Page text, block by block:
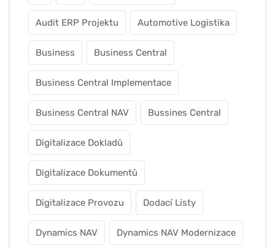
Audit ERP Projektu Automotive Logistika
Business Business Central
Business Central Implementace
Business Central NAV Bussines Central
Digitalizace Dokladů
Digitalizace Dokumentů
Digitalizace Provozu Dodací Listy
Dynamics NAV Dynamics NAV Modernizace